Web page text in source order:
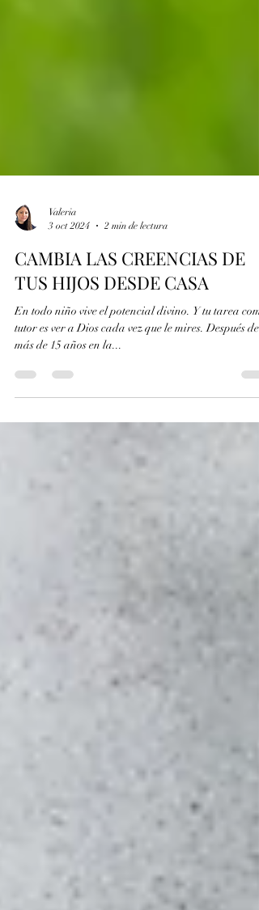
Valeria
3 oct 2024
2 min de lectura
CAMBIA LAS CREENCIAS DE
TUS HIJOS DESDE CASA
En todo niño vive el potencial divino. Y tu tarea
tutor es ver a Dios cada vez que le mires. Después de